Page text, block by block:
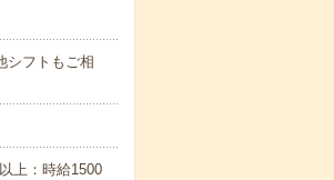
シフトもご相
上：時給1500